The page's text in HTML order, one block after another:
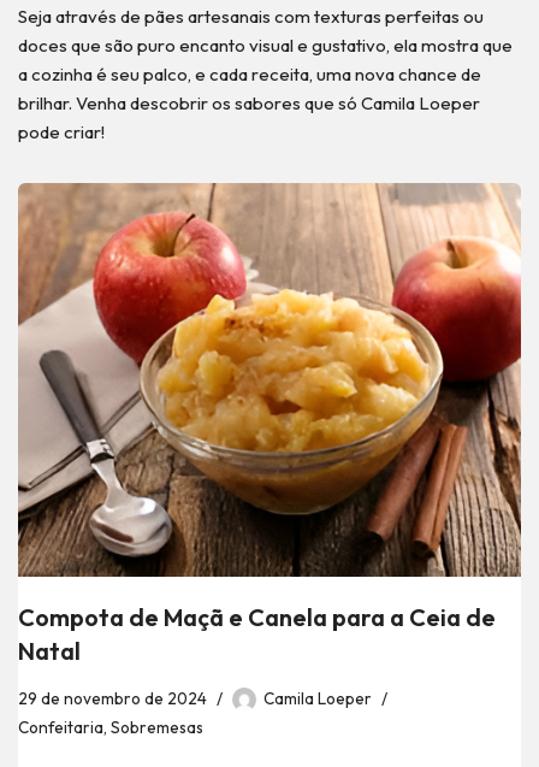
Seja através de pães artesanais com texturas perfeitas ou
doces que são puro encanto visual e gustativo, ela mostra que
a cozinha é seu palco, e cada receita, uma nova chance de
brilhar. Venha descobrir os sabores que só Camila Loeper
pode criar!
Compota de Maçã e Canela para a Ceia de
Natal
29 de novembro de 2024
Camila Loeper
Confeitaria, Sobremesas